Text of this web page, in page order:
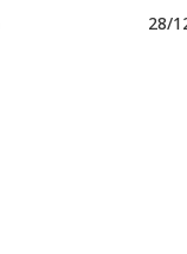
28/